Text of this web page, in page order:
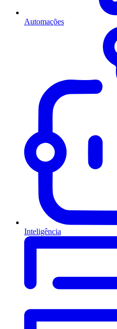
Automações
Inteligência